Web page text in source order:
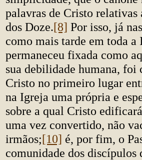
palavras de Cristo relativas
dos Doze.[8] Por isso, já
como mais tarde em toda
permaneceu fixada como
sua debilidade humana, foi
Cristo no primeiro lugar
na Igreja uma própria e
sobre a qual Cristo
uma vez convertido, não
irmãos;[10] é, por fim, o
comunidade dos discípulos